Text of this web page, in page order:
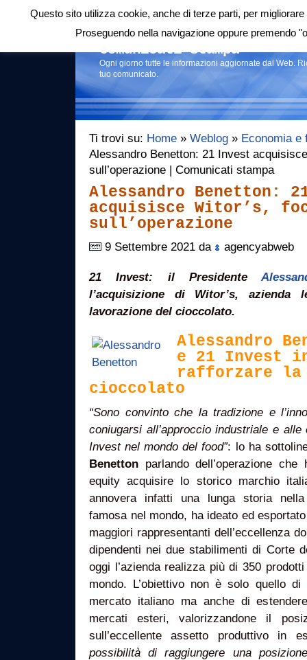
Login|RSS |
Comunicati stampa
Ogni giorno tutte le informazioni aggiornate dal Web.
tuo comunicato.
Ti trovi su: Home » Weblog » Economia e
Alessandro Benetton: 21 Invest
sull’operazione | Comunicati stampa
Alessandro Benetton:
acquisisce Witor’s,
sull’operazione
9 Settembre 2021 da agencyabweb
21 Invest: il Presidente
l’acquisizione di Witor’s, azienda
lavorazione del cioccolato.
Alessandro
e 21 Invest
rafforzare la
cioccolato
“Sono convinto che la tradizione e
coniugarsi all’approccio industriale e
Invest nel mondo del food”: lo ha
Benetton parlando dell’operazione
equity acquisire lo storico marchio
annovera infatti una lunga storia
famosa nel mondo, ha ideato ed
maggiori rappresentanti dell’eccellenza
dipendenti nei due stabilimenti di Corte
oggi l’azienda realizza più di 350
mondo. L’obiettivo non è solo quello
mercato italiano ma anche di
mercati esteri, valorizzandone il
sull’eccellente assetto produttivo in
possibilità di raggiungere una
Questo sito utilizza cookie, anche di terze parti, per
Proseguendo nella navigazione oppure premendo